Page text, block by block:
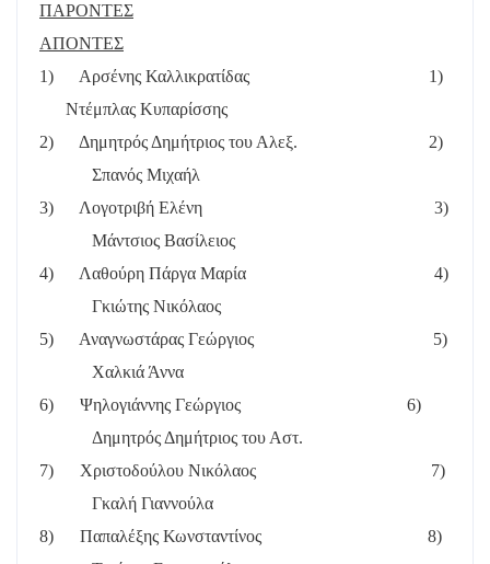
ΠΑΡΟΝΤΕΣ
ΑΠΟΝΤΕΣ
1)
Αρσένης Καλλικρατίδας
1)
Ντέμπλας Κυπαρίσσης
2)
Δημητρός Δημήτριος του Αλεξ.
2)
Σπανός Μιχαήλ
3)
Λογοτριβή Ελένη
3)
Μάντσιος Βασίλειος
4)
Λαθούρη Πάργα Μαρία
4)
Γκιώτης Νικόλαος
5)
Αναγνωστάρας Γεώργιος
5)
Χαλκιά Άννα
6)
Ψηλογιάννης Γεώργιος
6)
Δημητρός Δημήτριος του Αστ.
7)
Χριστοδούλου Νικόλαος
7)
Γκαλή Γιαννούλα
8)
Παπαλέξης Κωνσταντίνος
8)